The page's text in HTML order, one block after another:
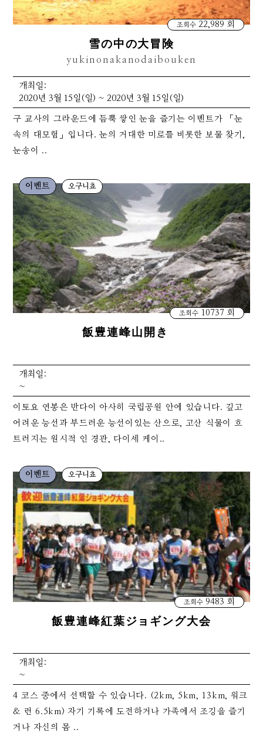
조회수22,989 회
雪の中の大冒険
yukinonakanodaibouken
개최일:
2020년 3월 15일(일) ~ 2020년 3월 15일(일)
구 교사의 그라운드에 듬뿍 쌓인 눈을 즐기는 이벤트가 「눈
속의 대모험」입니다. 눈의 거대한 미로를 비롯한 보물 찾기,
눈송이 ..
이벤트 오구니쵸
조회수10737 회
飯豊連峰山開き
개최일:
~
이토요 연봉은 반다이 아사히 국립공원 안에 있습니다. 깊고
어려운 능선과 부드러운 능선이있는 산으로, 고산 식물이 흐
트러지는 원시적 인 경관, 다이세 케이..
이벤트 오구니쵸
조회수9483 회
飯豊連峰紅葉ジョギング大会
개최일:
~
4 코스 중에서 선택할 수 있습니다. (2km, 5km, 13km, 워크
& 런 6.5km) 자기 기록에 도전하거나 가족에서 조깅을 즐기
거나 자신의 몸 ..